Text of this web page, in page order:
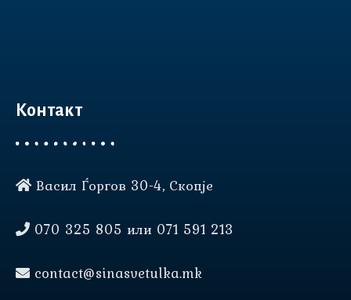
Контакт
Васил Ѓоргов 30-4, Скопје
070 325 805 или 071 591 213
contact@sinasvetulka.mk
колачиња (cookies) за да Ви
корисничко искуство.